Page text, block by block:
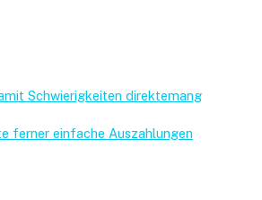
Schwierigkeiten direktemang
ferner einfache Auszahlungen